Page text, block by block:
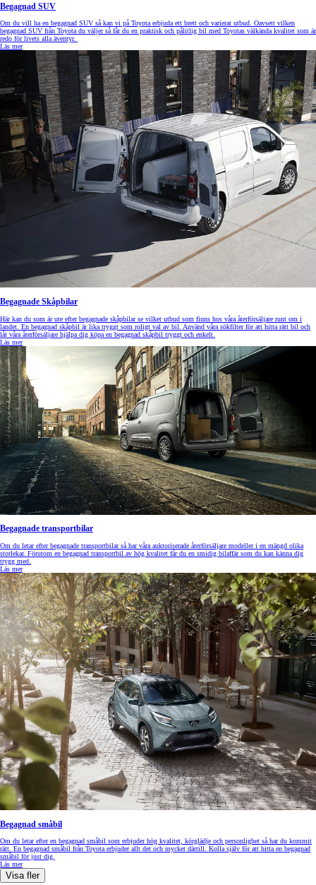
Begagnad SUV
Om du vill ha en begagnad SUV så kan vi på Toyota erbjuda ett brett och varierat utbud. Oavsett vilken
begagnad SUV från Toyota du väljer så får du en praktisk och pålitlig bil med Toyotas välkända kvalitet som är
redo för livets alla äventyr.
Läs mer
Begagnade Skåpbilar
Här kan du som är ute efter begagnade skåpbilar se vilket utbud som finns hos våra återförsäljare runt om i
landet. En begagnad skåpbil är lika tryggt som roligt val av bil. Använd våra sökfilter för att hitta rätt bil och
låt våra återförsäljare hjälpa dig köpa en begagnad skåpbil tryggt och enkelt.
Läs mer
Begagnade transportbilar
Om du letar efter begagnade transportbilar så har våra auktoriserade återförsäljare modeller i en mängd olika
storlekar. Förutom en begagnad transportbil av hög kvalitet får du en smidig bilaffär som du kan känna dig
trygg med.
Läs mer
Begagnad småbil
Om du letar efter en begagnad småbil som erbjuder hög kvalitet, körglädje och personlighet så har du kommit
rätt. En begagnad småbil från Toyota erbjuder allt det och mycket därtill. Kolla själv för att hitta en begagnad
småbil för just dig.
Läs mer
Visa fler